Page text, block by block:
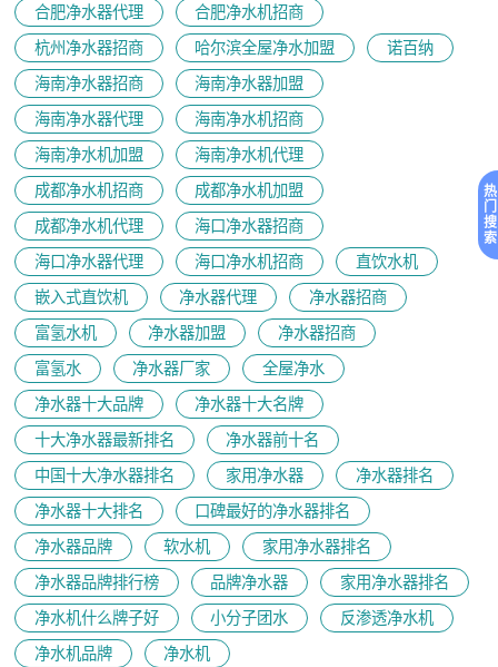
合肥净水器代理
合肥净水机招商
杭州净水器招商
哈尔滨全屋净水加盟
诺百纳
海南净水器招商
海南净水器加盟
海南净水器代理
海南净水机招商
海南净水机加盟
海南净水机代理
成都净水机招商
成都净水机加盟
成都净水机代理
海口净水器招商
海口净水器代理
海口净水机招商
直饮水机
嵌入式直饮机
净水器代理
净水器招商
富氢水机
净水器加盟
净水器招商
富氢水
净水器厂家
全屋净水
净水器十大品牌
净水器十大名牌
十大净水器最新排名
净水器前十名
中国十大净水器排名
家用净水器
净水器排名
净水器十大排名
口碑最好的净水器排名
净水器品牌
软水机
家用净水器排名
净水器品牌排行榜
品牌净水器
家用净水器排名
净水机什么牌子好
小分子团水
反渗透净水机
净水机品牌
净水机
热
门
搜
索